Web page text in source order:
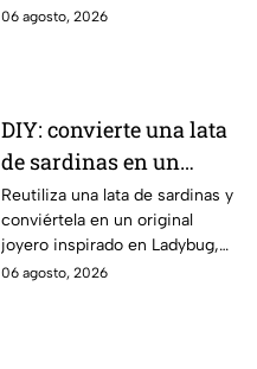
ayudan a abrir, elevar, suavizar
06 agosto, 2026
DIY: convierte una lata
de sardinas en un
joyero inspirado en
Ladybug
Reutiliza una lata de sardinas y
conviértela en un original
joyero inspirado en Ladybug,
perfecto para guardar tus
06 agosto, 2026